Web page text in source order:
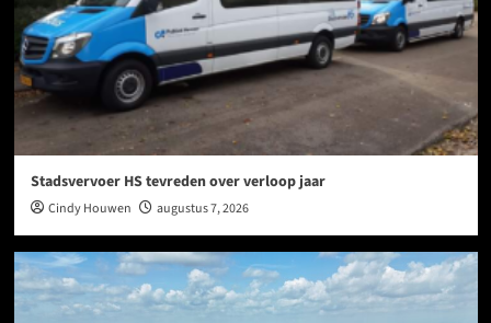
Stadsvervoer HS tevreden over verloop jaar
Cindy Houwen augustus 7, 2026